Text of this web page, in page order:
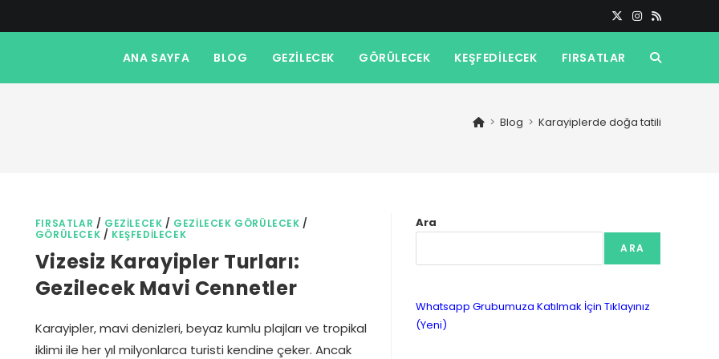
ANA SAYFA BLOG GEZILECEK GÖRÜLECEK KEŞFEDILECEK FIRSATLAR TOGGLE
> Blog > Karayiplerde doğa tatili
FIRSATLAR / GEZILECEK / GEZILECEK GÖRÜLECEK /
GÖRÜLECEK / KEŞFEDILECEK
Vizesiz Karayipler Turları:
Gezilecek Mavi Cennetler
Karayipler, mavi denizleri, beyaz kumlu plajları ve tropikal
iklimi ile her yıl milyonlarca turisti kendine çeker. Ancak
Ara
ARA
Whatsapp Grubumuza Katılmak İçin Tıklayınız
(Yeni)